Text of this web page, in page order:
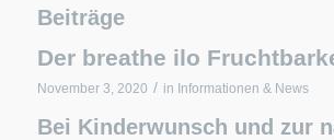
Beiträge
Der breathe ilo
November 3, 2020 / in Informationen & News
Bei Kinderwunsch und zur